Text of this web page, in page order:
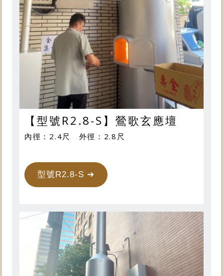
【型號R2.8-S】鶯歌玄應壇
內徑：2.4尺 外徑：2.8尺
型號R2.8-S ➔